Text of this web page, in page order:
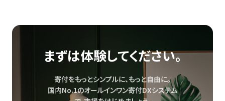
まずは体験してください。
寄付をもっとシンプルに、もっと自由に。
国内No.1のオールインワン寄付DXシステム